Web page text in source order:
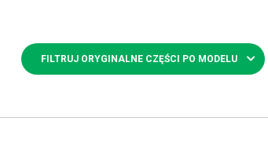
FILTRUJ ORYGINALNE CZĘŚCI PO MODELU